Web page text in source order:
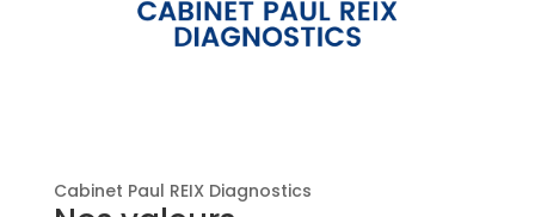
Cabinet Paul REIX Diagnostics